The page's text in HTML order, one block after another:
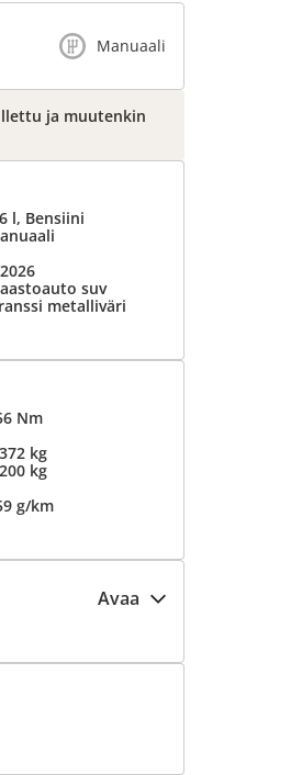
Manuaali
ja muutenkin
l, Bensiini
suv
metalliväri
Nm
kg
kg
g/km
Avaa